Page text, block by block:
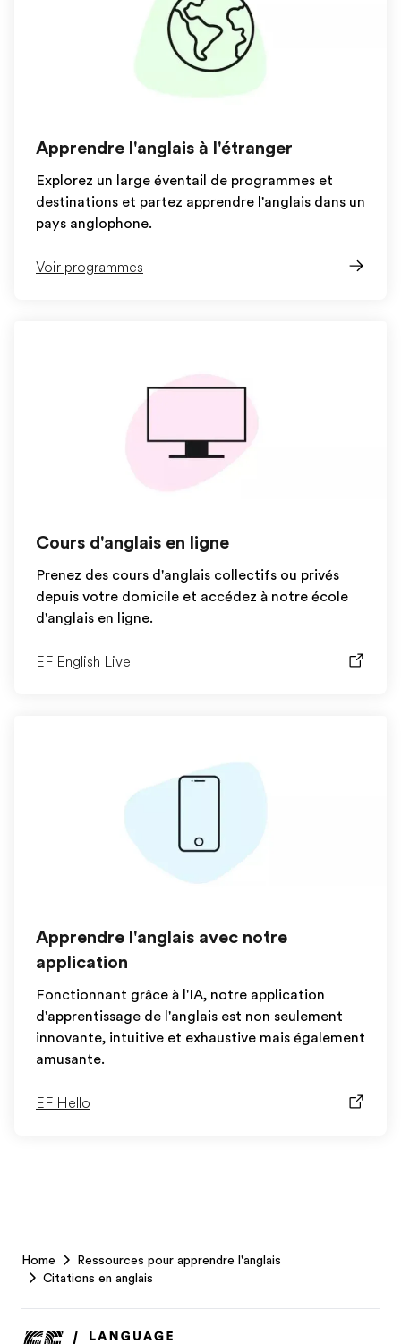
Apprendre l'anglais à l'étranger
Explorez un large éventail de programmes et
destinations et partez apprendre l'anglais dans un
pays anglophone.
Voir programmes
Cours d'anglais en ligne
Prenez des cours d'anglais collectifs ou privés
depuis votre domicile et accédez à notre école
d'anglais en ligne.
EF English Live
Apprendre l'anglais avec notre
application
Fonctionnant grâce à l'IA, notre application
d'apprentissage de l'anglais est non seulement
innovante, intuitive et exhaustive mais également
amusante.
EF Hello
Footer
Home
Ressources pour apprendre l'anglais
Citations en anglais